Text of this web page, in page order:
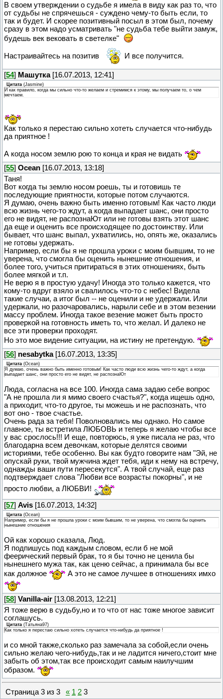
В своем утверждении о судьбе я имела в виду как раз то, что
от судьбы не спрячешься - суждено чему-то быть если, то
так и будет. И скорее позитивный посыл в этом был, почему
сразу в этом надо усматривать "не судьба тебе выйти замуж,
будешь век вековать в светелке"
Настраивайтесь на позитив И все получится.
[54] Машутка[16.07.2013, 12:41]
Цитата (Jasmine)
И как правило, когда мы сильно что-то желаем и стремимся к этому, мы получаем то, о чем
мечтаем.
Как только я перестаю сильно хотеть случается что-нибудь
да приятное !
А когда носом землю рою то конца и края не видать
[55] Ocean [16.07.2013, 13:18]
Таня!
Вот когда ты землю носом роешь, ты и готовишь те
последующие приятности, которые потом случаются.
Я думаю, очень важно быть именно готовым! Как часто люди
всю жизнь чего-то ждут, а когда выпадает шанс, они просто
его не видят, не распознаЮт или не готовы взять этот шанс
да еще и оценить все происходящее по достоинству. Или
бывает, что шанс выпал, ухватились, но, опять же, оказались
не готовы удержать.
Например, если бы я не прошла уроки с моим бывшим, то не
уверена, что смогла бы оценить нынешние отношения, и
более того, учиться притираться в этих отношениях, быть
более мягкой и т.п.
Не верю я в простую удачу! Иногда это только кажется, что
кому-то вдруг взяло и свалилось что-то с небес! Видела
такие случаи, а итог был -- не оценили и не удержали. Или
удержали, но разочаровались, нарыли себе и в этом везении
массу проблем. Иногда такое везение может быть просто
проверкой на готовность иметь то, что желал. И далеко не
все эти проверки проходят.
Но это мое видение ситуации, на истину не претендую.
[56] nesabytka[16.07.2013, 13:35]
Цитата (Ocean)
Я думаю, очень важно быть именно готовым! Как часто люди всю жизнь чего-то ждут, а когда
выпадает шанс, они просто его не видят, не распознаЮт
Люда, согласна на все 100. Иногда сама задаю себе вопрос
"А не прошла ли я мимо своего счастья?", когда ищешь одно,
а приходит, что-то другое, ты можешь и не распознать, что
вот оно - твое счастье.
Очень рада за тебя! Поволновались мы однако. Но самое
главное, ты встретила ЛЮБОВЬ и теперь я желаю чтобы все
у вас срослось!!! И еще, повторюсь, я уже писала не раз, что
благодарна всем девочкам, которые делятся своими
историями, тебе особенно. Вы как будто говорите нам "Эй, не
опускай руки, твой мужчина ждет тебя, иди к нему на встречу,
однажды ваши пути пересекутся". А твой случай, еще раз
подтверждает слова "Любви все возрасты покорны", и не
просто любви, а ЛЮБВИ!
[57] Avis [16.07.2013, 14:32]
Цитата (Ocean)
Например, если бы я не прошла уроки с моим бывшим, то не уверена, что смогла бы оценить
нынешние отношения
Ой как хорошо сказала, Люд.
Я подпишусь под каждым словом, если б не мой
феерический первый брак, то я бы точно не ценила бы
нынешнего мужа так, как ценю сейчас, а принимала бы все
как должное
А это не самое лучшее в отношениях имхо
[58] Vanilla-air [13.08.2013, 12:21]
Я тоже верю в судьбу,но и то что от нас тоже многое зависит
соглашусь.
Цитата (Татьяна97)
Как только я перестаю сильно хотеть случается что-нибудь да приятное !
и со мной также,сколько раз замечала за собой,если очень
сильно желаю чего-нибудь,так и не ладится ничего,стоит мне
забыть об этом,так все проиcxодит самым наилучшим
образом.
Страница 3 из 3 « 1 2 3